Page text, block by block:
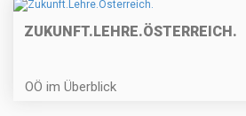
ZUKUNFT.LEHRE.ÖSTERREICH.
OÖ im Überblick